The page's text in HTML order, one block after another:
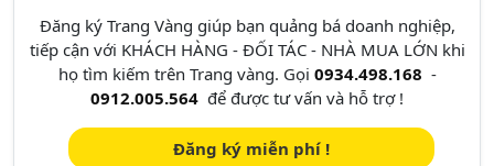
Đăng ký Trang Vàng giúp bạn quảng bá doanh nghiệp,
tiếp cận với KHÁCH HÀNG - ĐỐI TÁC - NHÀ MUA LỚN khi
họ tìm kiếm trên Trang vàng. Gọi 0934.498.168 -
0912.005.564 để được tư vấn và hỗ trợ !
Đăng ký miễn phí !